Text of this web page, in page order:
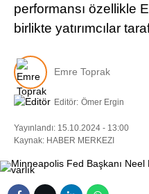
performansı özellikle
birlikte yatırımcılar
Emre Toprak
Editör: Ömer Ergin
Yayınlandı: 15.10.2024 - 13:00
Kaynak: HABER MERKEZI